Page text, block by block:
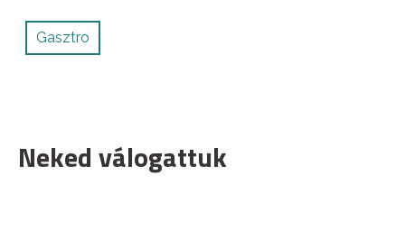
Gasztro
Neked válogattuk